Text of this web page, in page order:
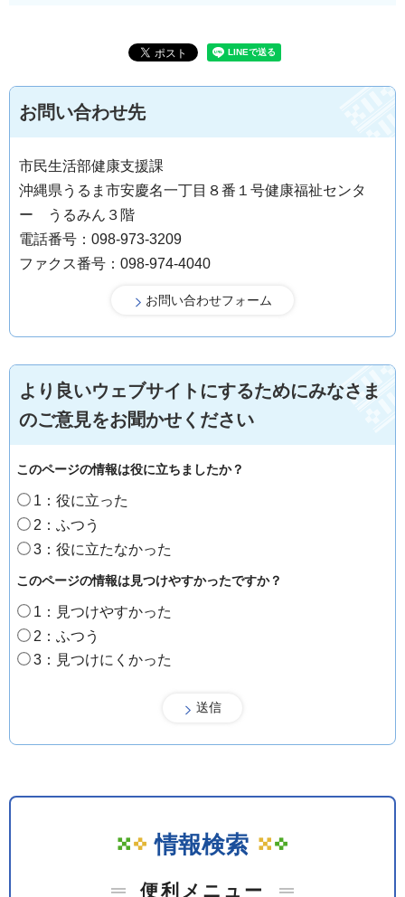
お問い合わせ先
市民生活部健康支援課
沖縄県うるま市安慶名一丁目８番１号健康福祉センタ
ー うるみん３階
電話番号：098-973-3209
ファクス番号：098-974-4040
より良いウェブサイトにするためにみなさま
のご意見をお聞かせください
このページの情報は役に立ちましたか？
1：役に立った
2：ふつう
3：役に立たなかった
このページの情報は見つけやすかったですか？
1：見つけやすかった
2：ふつう
3：見つけにくかった
情報検索
便利メニュー